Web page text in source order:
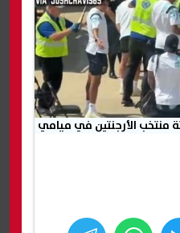
الأرجنتين في ميامي